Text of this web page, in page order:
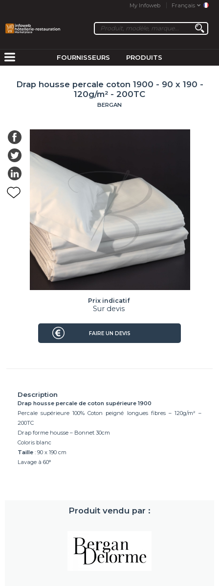
My Infoweb Français
FOURNISSEURS PRODUITS
Drap housse percale coton 1900 - 90 x 190 -
120g/m² - 200TC
BERGAN
Description
Drap housse percale de coton supérieure 1900
Percale supérieure 100% Coton peigné longues fibres – 120g/m² –
200TC
Drap forme housse – Bonnet 30cm
Coloris blanc
Taille : 90 x 190 cm
Lavage à 60°
Produit vendu par :
Prix indicatif
Sur devis
FAIRE UN DEVIS